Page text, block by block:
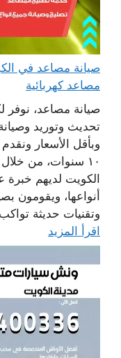
مصاعد كهربائية
صيانة مصاعد، نوفر
تحديث وتوريد
وبأقل الأسعار
١٠ سنوات، من
الكويت لديهم خبرة
أنواعها، ويقومون
وتقنيات حديثة
اقرأ المزيد